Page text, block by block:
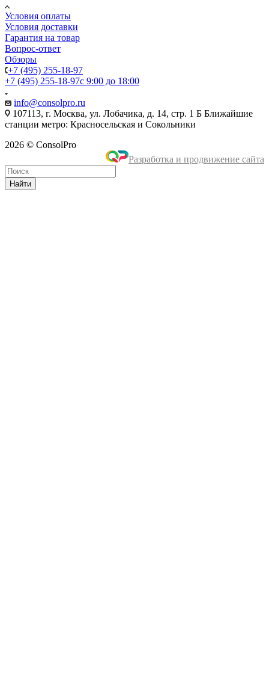
Условия оплаты
Условия доставки
Гарантия на товар
Вопрос-ответ
Обзоры
+7 (495) 255-18-97
+7 (495) 255-18-97с 9:00 до 18:00
info@consolpro.ru
107113, г. Москва, ул. Лобачика, д. 14, стр. 1 Б Ближайшие
станции метро: Красносельская и Сокольники
2026 © ConsolPro
Разработка и продвижение сайта
Найти